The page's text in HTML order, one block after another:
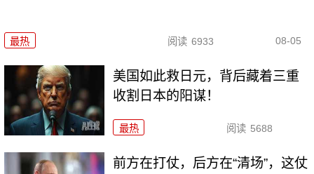
最热 阅读 6933 08-05
美国如此救日元，背后藏着三重
收割日本的阳谋！
最热 阅读 5688
前方在打仗，后方在“清场”，这仗